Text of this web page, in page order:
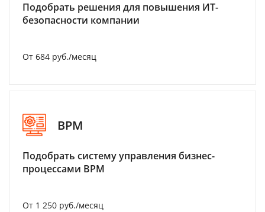
Подобрать решения для повышения ИТ-
безопасности компании
От 684 руб./месяц
BPM
Подобрать систему управления бизнес-
процессами BPM
От 1 250 руб./месяц